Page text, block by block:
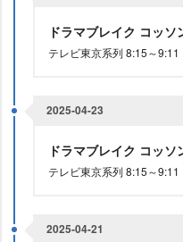
ドラマブレイク コッ
テレビ東京系列 8:15～9:11
2025-04-23
ドラマブレイク コッ
テレビ東京系列 8:15～9:11
2025-04-21